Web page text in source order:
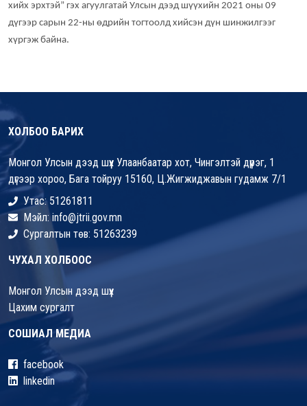
хийх эрхтэй” гэх агуулгатай Улсын дээд шүүхийн 2021 оны 09
дүгээр сарын 22-ны өдрийн тогтоолд хийсэн дүн шинжилгээг
хүргэж байна.
ХОЛБОО БАРИХ
Монгол Улсын дээд шүүх Улаанбаатар хот, Чингэлтэй дүүрэг, 1
дүгээр хороо, Бага тойруу 15160, Ц.Жигжиджавын гудамж 7/1
Утас: 51261811
Мэйл: info@jtrii.gov.mn
Сургалтын төв: 51263239
ЧУХАЛ ХОЛБООС
Монгол Улсын дээд шүүх
Цахим сургалт
СОШИАЛ МЕДИА
facebook
linkedin